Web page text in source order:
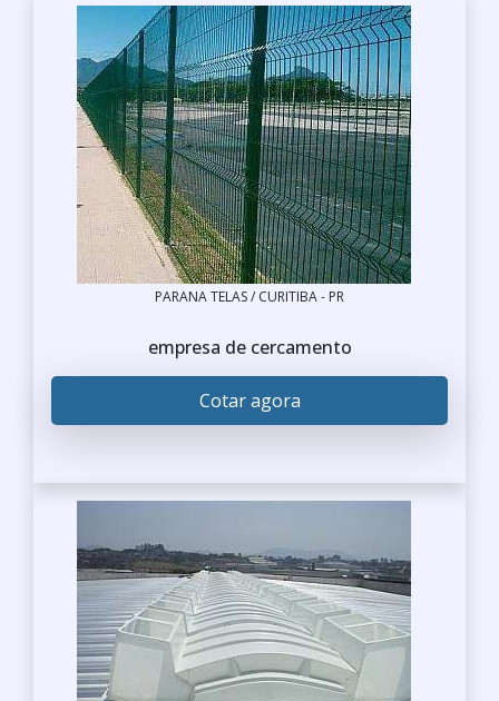
PARANA TELAS / CURITIBA - PR
empresa de cercamento
Cotar agora